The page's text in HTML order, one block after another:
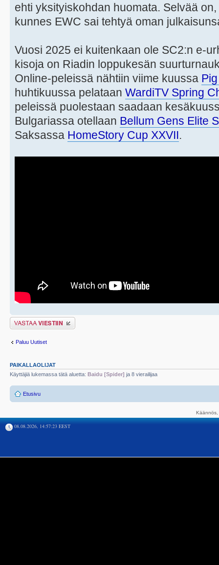
ehti yksityiskohdan huomata. Selvää
kunnes EWC sai tehtyä oman
Vuosi 2025 ei kuitenkaan ole SC2:n e-
kisoja on Riadin loppukesän
Online-peleissä nähtiin viime kuussa
huhtikuussa pelataan WardiTV Spring
peleissä puolestaan saadaan
Bulgariassa otellaan Bellum Gens Elite
Saksassa HomeStory Cup XXVII.
Lähetä vastaus
Paluu Uutiset
PAIKALLAOLIJAT
Käyttäjiä lukemassa tätä aluetta: Baidu [Spider] ja 8 vierailijaa
Etusivu
08.08.2026, 14:57:23 EEST